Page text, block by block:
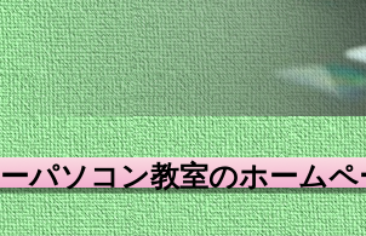
パソコン教室のホーム